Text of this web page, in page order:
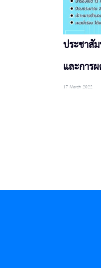
ประชาสั
และการ
17 March 2022